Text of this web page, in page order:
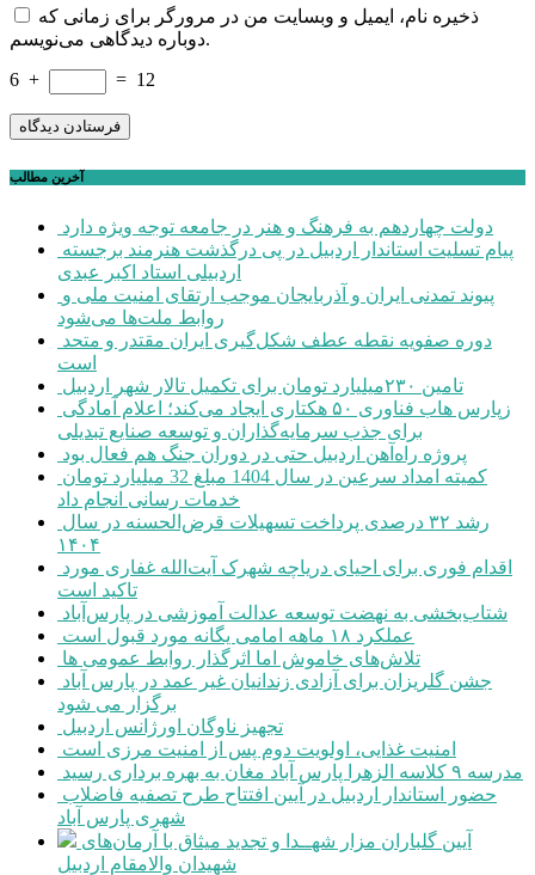
ذخیره نام، ایمیل و وبسایت من در مرورگر برای زمانی که
دوباره دیدگاهی می‌نویسم.
6 + = 12
آخرین مطالب
دولت چهاردهم به فرهنگ و هنر در جامعه توجه ویژه دارد
اردبیلی استاد اکبر عبدی
روابط ملت‌ها می‌شود
است
تامین ۲۳۰میلیارد تومان برای تکمیل تالار شهر اردبیل
برای جذب سرمایه‌گذاران و توسعه صنایع تبدیلی
پروژه راه‌آهن اردبیل حتی در دوران جنگ هم فعال بود
خدمات رسانی انجام داد
۱۴۰۴
تاکید است
شتاب‌بخشی به نهضت توسعه عدالت آموزشی در پارس‌آباد
عملکرد ۱۸ ماهه امامی یگانه مورد قبول است
تلاش‌های خاموش اما اثرگذار روابط عمومی ها
برگزار می شود
تجهیز ناوگان اورژانس اردبیل
امنیت غذایی، اولویت دوم پس از امنیت مرزی است
مدرسه ۹ کلاسه الزهرا پارس آباد مغان به بهره برداری رسید
شهری پارس آباد
شهیدان والامقام اردبیل